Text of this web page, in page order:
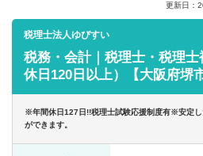
転職お役立ち情報
業界情報
更新日：
税理士法人ゆびすい
税務・会計｜税理士・税理
休日120日以上）【大阪府堺市
※年間休日127日!!税理士試験応援制度有※安定し
ができます。